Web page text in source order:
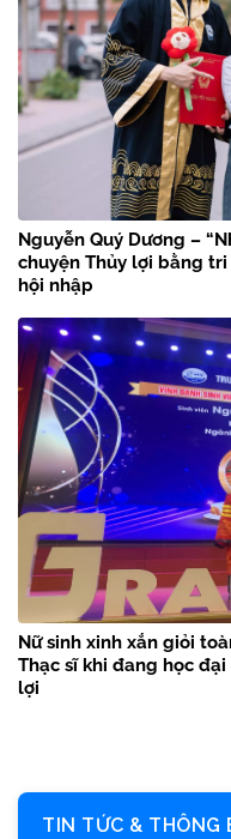
Nguyễn Quý Dương –
chuyện Thủy lợi bằng
hội nhập
Nữ sinh xinh xắn giỏi
Thạc sĩ khi đang học
lợi
TIN TỨC & THÔNG